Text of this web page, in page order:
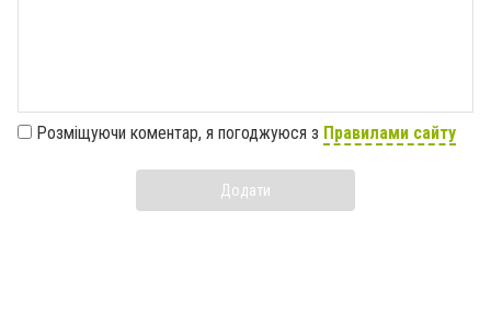
Розміщуючи коментар, я погоджуюся з Правилами сайту
Додати